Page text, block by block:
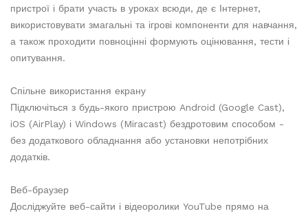
пристрої і брати участь в уроках всюди, де є Інтернет,
використовувати змагальні та ігрові компоненти для навчання,
а також проходити повноцінні формують оцінювання, тести і
опитування.
Спільне використання екрану
Підключіться з будь-якого пристрою Android (Google Cast),
iOS (AirPlay) і Windows (Miracast) бездротовим способом -
без додаткового обладнання або установки непотрібних
додатків.
Веб-браузер
Досліджуйте веб-сайти і відеоролики YouTube прямо на